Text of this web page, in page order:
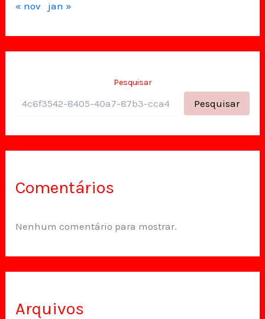
« nov jan »
Pesquisar
Pesquisar
Comentários
Nenhum comentário para mostrar.
Arquivos